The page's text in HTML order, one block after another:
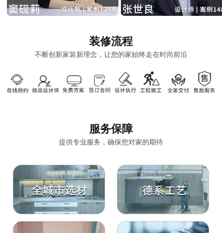
装修流程
不断创新家装新理念，让您的家始终走在时尚前沿
服务保障
提供专业服务，确保您对家的期待